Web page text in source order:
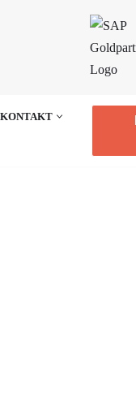
KONTAKT